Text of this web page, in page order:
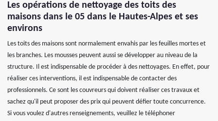
Les opérations de nettoyage des toits des
maisons dans le 05 dans le Hautes-Alpes et ses
environs
Les toits des maisons sont normalement envahis par les feuilles mortes et
les branches. Les mousses peuvent aussi se développer au niveau de la
structure. Il est indispensable de procéder à des nettoyages. En effet, pour
réaliser ces interventions, il est indispensable de contacter des
professionnels. Ce sont les couvreurs qui doivent réaliser ces travaux et
sachez qu'il peut proposer des prix qui peuvent défier toute concurrence.
Si vous voulez d'autres renseignements, veuillez le téléphoner